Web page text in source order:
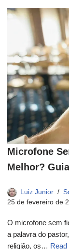
Microfone
Melhor?
Luiz Junior
25 de fevereiro de
O microfone sem
a palavra do
religião, os…